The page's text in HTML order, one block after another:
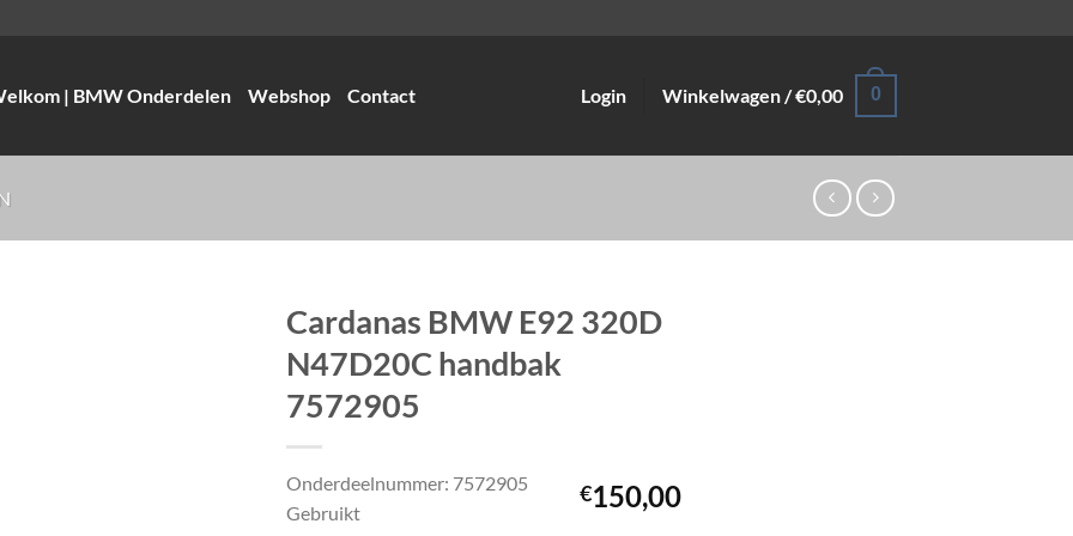
| BMW Onderdelen
Webshop Contact Login Winkelwagen /€0,00 0
Cardanas BMW E92 320D
N47D20C handbak
7572905
€150,00
Onderdeelnummer: 7572905
Gebruikt